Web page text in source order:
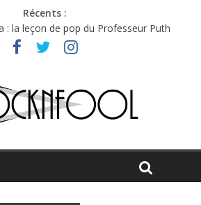
Récents :
: la leçon de pop du Professeur Puth
festival de musique indépendant
: température et émotions en hausse
de choisir entre chaleur et bonne
Festival : entre bière, métal et